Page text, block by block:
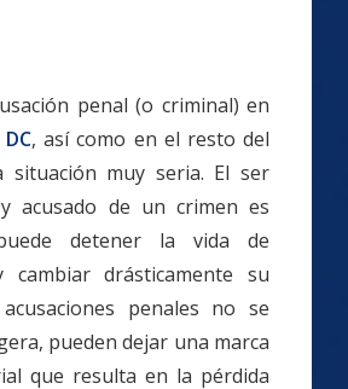
penal (o criminal) en
, así como en el resto del
situación muy seria. El ser
acusado de un crimen es
detener la vida de
cambiar drásticamente su
penales no se
pueden dejar una marca
que resulta en la pérdida